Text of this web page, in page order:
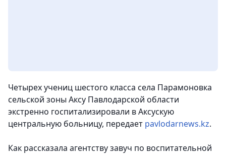
Четырех учениц шестого класса села Парамоновка
сельской зоны Аксу Павлодарской области
экстренно госпитализировали в Аксускую
центральную больницу, передает pavlodarnews.kz.
Как рассказала агентству завуч по воспитательной